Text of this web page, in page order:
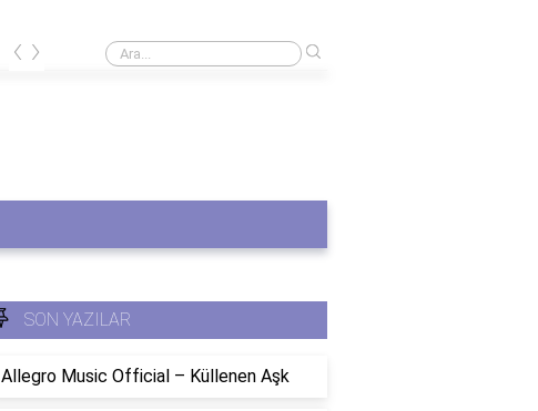
En iyi difüzör markaları
‹ ›
SON YAZILAR
Allegro Music Official – Küllenen Aşk